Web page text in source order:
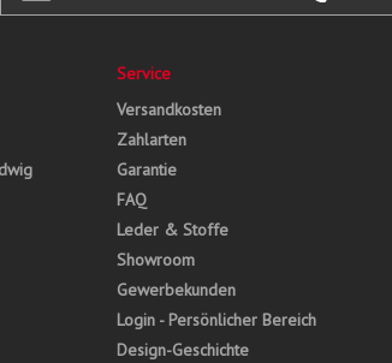
Service
Versandkosten
Zahlarten
Garantie
FAQ
Leder & Stoffe
Showroom
Gewerbekunden
Login - Persönlicher Bereich
Design-Geschichte